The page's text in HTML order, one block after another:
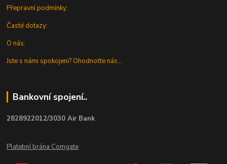
Přepravní podmínky:
Časté dotazy:
O nás:
Jste s námi spokojeni? Ohodnoťte nás...
Bankovní spojení..
2828922012/3030 Air Bank
Platební brána Comgate